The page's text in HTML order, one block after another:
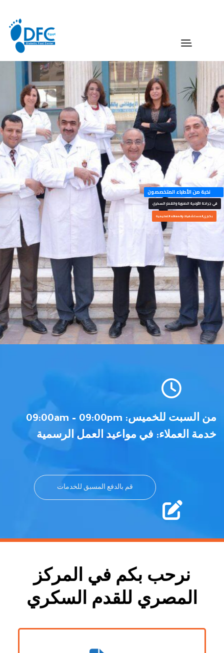
بكبرى المستشفيات والمعاهد التعليمية
نخبة من الأطباء المتخصصون
في جراحة الأوعية الدموية والقدم السكري
من السبت للخميس: 09:00am – 09:00pm
خدمة العملاء: في مواعيد العمل الرسمية
قم بالدفع المسبق للخدمات
نرحب بكم في المركز
المصري للقدم السكري